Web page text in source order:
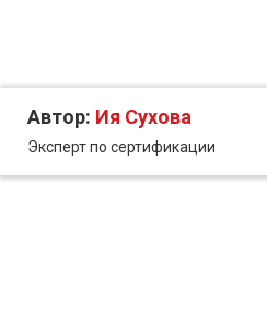
Автор: Ия Сухова
Эксперт по сертификации